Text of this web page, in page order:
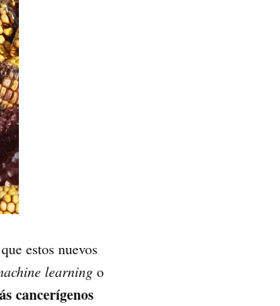
estos nuevos
learning o
cancerígenos